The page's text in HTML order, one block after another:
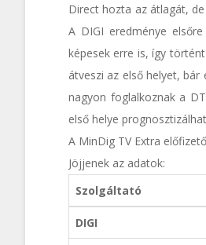
Direct hozta az átlagát,
A DIGI eredménye
képesek erre is, így
átveszi az első helyet,
nagyon foglalkoznak a
első helye
A MinDig TV Extra
Jöjjenek az adatok:
Szolgáltató
DIGI